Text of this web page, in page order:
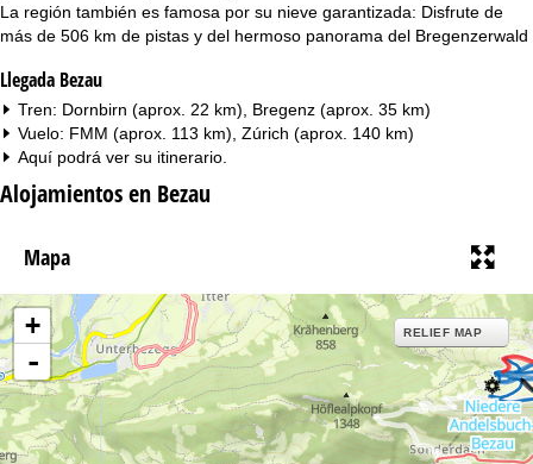
La región también es famosa por su nieve garantizada: Disfrute de
más de 506 km de pistas y del hermoso panorama del Bregenzerwald
Llegada Bezau
Tren: Dornbirn (aprox. 22 km), Bregenz (aprox. 35 km)
Vuelo: FMM (aprox. 113 km), Zúrich (aprox. 140 km)
Aquí podrá ver su itinerario
Alojamientos en Bezau
Mapa
+
-
RELIEF MAP